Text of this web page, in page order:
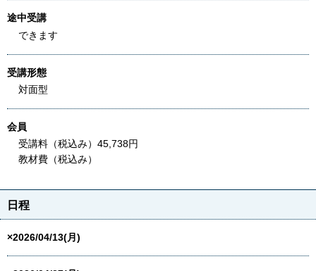
途中受講
できます
受講形態
対面型
会員
受講料（税込み）45,738円
教材費（税込み）
日程
×2026/04/13(月)